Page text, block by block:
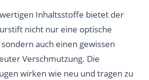
Inhaltsstoffe bietet der
nicht nur eine optische
auch einen gewissen
Verschmutzung. Die
wirken wie neu und tragen zu